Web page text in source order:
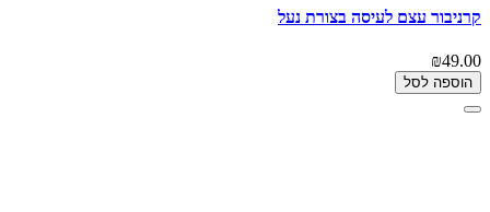
קרניבור עצם לעיסה בצורת נעל
₪49.00
הוספה לסל